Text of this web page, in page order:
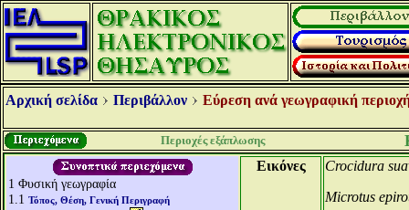
Αρχική σελίδα Περιβάλλον Εύρεση ανά γεωγραφική
Περιοχές εξάπλωσης
1 Φυσική γεωγραφία
1.1 Τόπος, Θέση, Γενική Περιγραφή
Εικόνες
Crocidura
Microtus